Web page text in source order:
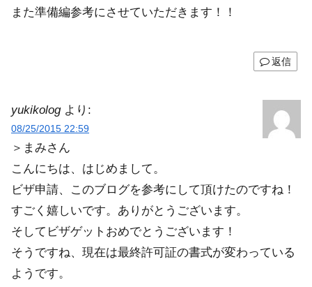
また準備編参考にさせていただきます！！
返信
yukikolog より:
08/25/2015 22:59
＞まみさん
こんにちは、はじめまして。
ビザ申請、このブログを参考にして頂けたのですね！
すごく嬉しいです。ありがとうございます。
そしてビザゲットおめでとうございます！
そうですね、現在は最終許可証の書式が変わっている
ようです。